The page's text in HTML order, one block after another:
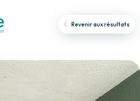
Revenir aux résultats